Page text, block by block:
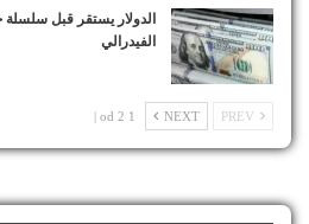
الدولار يستقر قبل
الفيدرالي
NEXT
1 od 2 |